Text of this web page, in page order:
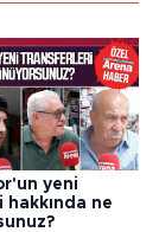
yeni
ne